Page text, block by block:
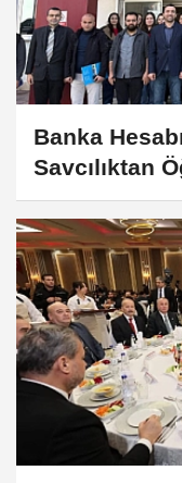
Banka
Savcılıktan